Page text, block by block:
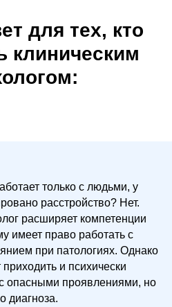
для тех, кто
клиническим
только с людьми, у
расстройство? Нет.
расширяет компетенции
имеет право работать с
при патологиях. Однако
и психически
опасными проявлениями, но
диагноза.